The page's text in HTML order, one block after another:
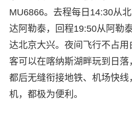
MU6866。去程每日14:30从
达阿勒泰，回程19:50从阿勒
达北京大兴。夜间飞行不占
客可以在喀纳斯湖畔玩到日
都后无缝衔接地铁、机场快
机，都极为便利。